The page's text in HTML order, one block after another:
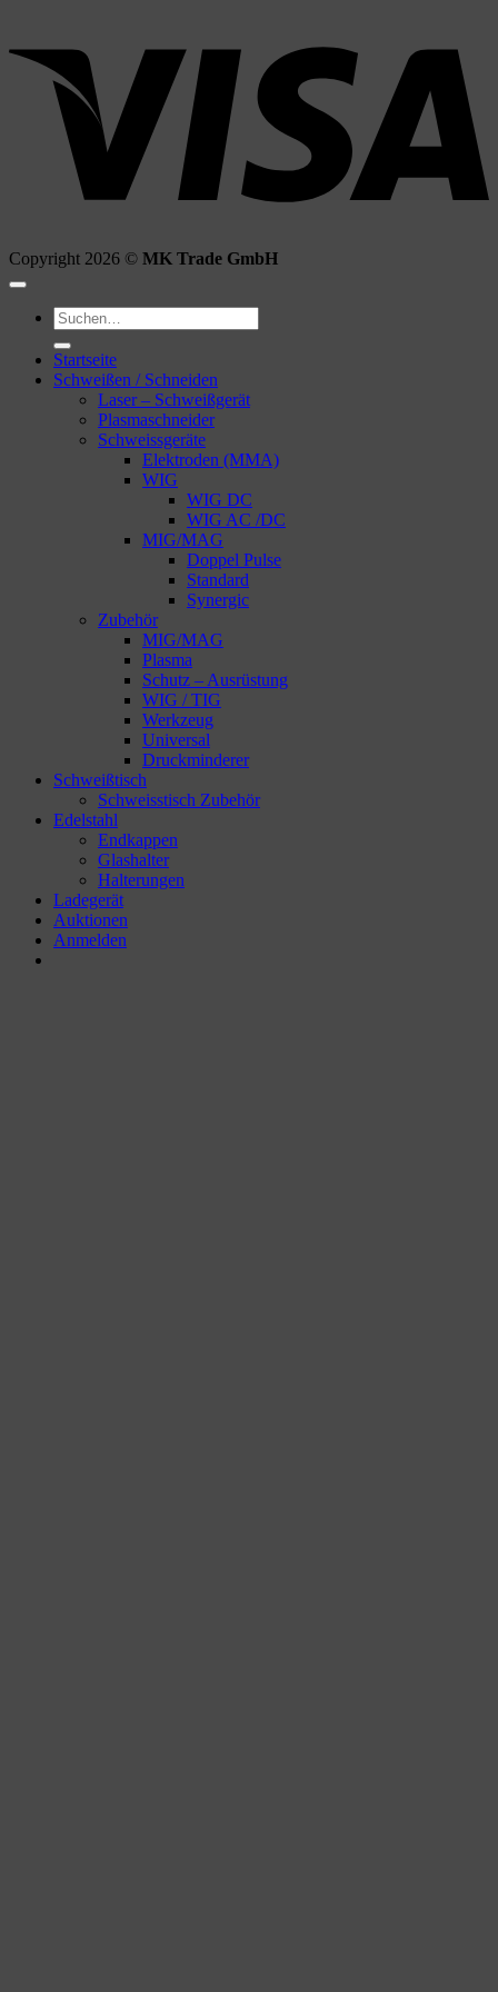
Copyright 2026 © MK Trade GmbH
Suchen
nach:
Startseite
Schweißen / Schneiden
Laser – Schweißgerät
Plasmaschneider
Schweissgeräte
Elektroden (MMA)
WIG
WIG DC
WIG AC /DC
MIG/MAG
Doppel Pulse
Standard
Synergic
Zubehör
MIG/MAG
Plasma
Schutz – Ausrüstung
WIG / TIG
Werkzeug
Universal
Druckminderer
Schweißtisch
Schweisstisch Zubehör
Edelstahl
Endkappen
Glashalter
Halterungen
Ladegerät
Auktionen
Anmelden